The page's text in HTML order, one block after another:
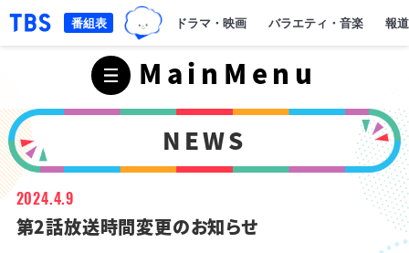
「TBSテレビ｜ときめくときを。」トップページ
ドラマ・映画 バラエティ・音楽 報
番組表
MainMenu
NEWS
2024.4.9
第2話放送時間変更のお知らせ